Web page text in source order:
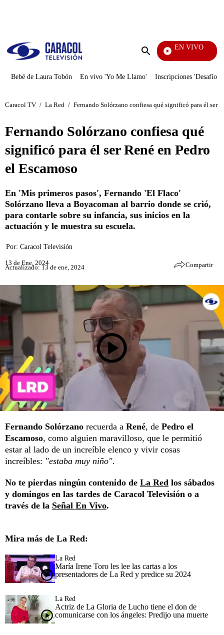
Enviar
EN VIVO
Día A Día
Bebé de Laura Tobón En vivo 'Yo Me Llamo' Inscripciones 'Desafío'
Caracol TV / La Red / Fernando Solórzano confiesa qué significó para él ser
Fernando Solórzano confiesa qué
significó para él ser René en Pedro
el Escamoso
En 'Mis primeros pasos', Fernando 'El Flaco'
Solórzano lleva a Boyacoman al barrio donde se crió,
para contarle sobre su infancia, sus inicios en la
actuación y le muestra su escuela.
Por: Caracol Televisión
13 de Ene, 2024
Actualizado: 13 de ene, 2024 Compartir
Fernando Solórzano recuerda a René, de Pedro el
Escamoso, como alguien maravilloso, que le permitió
estar al lado de un increíble elenco y vivir cosas
increíbles: "estaba muy niño".
No te pierdas ningún contenido de La Red los sábados
y domingos en las tardes de Caracol Televisión o a
través de la Señal En Vivo.
Mira más de La Red:
La Red
María Irene Toro les lee las cartas a los
presentadores de La Red y predice su 2024
La Red
Actriz de La Gloria de Lucho tiene el don de
comunicarse con los ángeles: Predijo una muerte